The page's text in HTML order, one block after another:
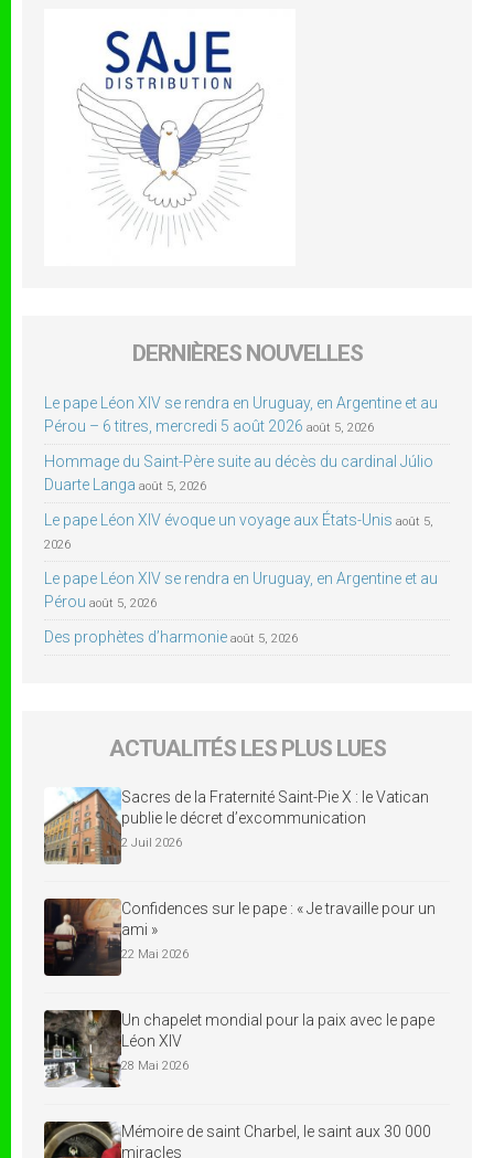
DERNIÈRES NOUVELLES
Le pape Léon XIV se rendra en Uruguay, en Argentine et au
Pérou – 6 titres, mercredi 5 août 2026 août 5, 2026
Hommage du Saint-Père suite au décès du cardinal Júlio
Duarte Langa août 5, 2026
Le pape Léon XIV évoque un voyage aux États-Unis août 5,
2026
Le pape Léon XIV se rendra en Uruguay, en Argentine et au
Pérou août 5, 2026
Des prophètes d’harmonie août 5, 2026
ACTUALITÉS LES PLUS LUES
Sacres de la Fraternité Saint-Pie X : le Vatican
publie le décret d’excommunication
2 Juil 2026
Confidences sur le pape : « Je travaille pour un
ami »
22 Mai 2026
Un chapelet mondial pour la paix avec le pape
Léon XIV
28 Mai 2026
Mémoire de saint Charbel, le saint aux 30 000
miracles